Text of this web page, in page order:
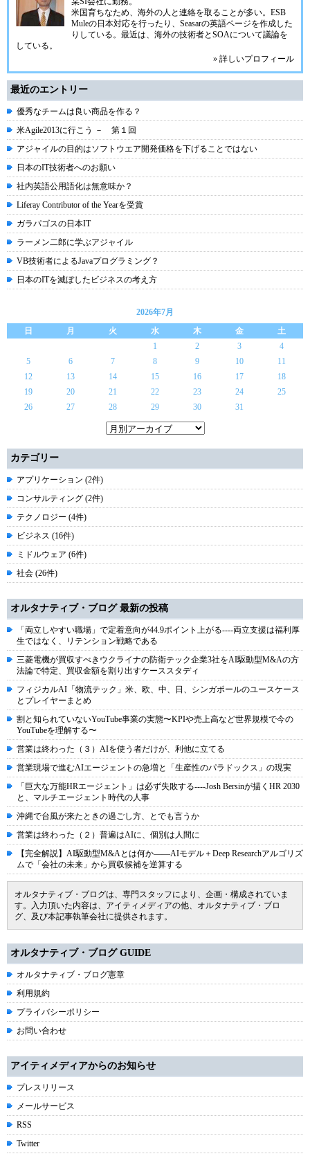
米国育ちなため、海外の人と連絡を取ることが多い。 ESB
Muleの日本対応を行ったり、Seasarの英語ページを作成した
りしている。最近は、海外の技術者とSOAについて議論を
している。
» 詳しいプロフィール
最近のエントリー
優秀なチームは良い商品を作る？
米Agile2013に行こう － 第１回
アジャイルの目的はソフトウエア開発価格を下げることではない
日本のIT技術者へのお願い
社内英語公用語化は無意味か？
Liferay Contributor of the Yearを受賞
ガラパゴスの日本IT
ラーメン二郎に学ぶアジャイル
VB技術者によるJavaプログラミング？
日本のITを滅ぼしたビジネスの考え方
2026年7月
日
月 火 水 木 金
土
1
2 3
4
5
6 7 8 9 10
11
12
13 14 15 16 17
18
19
20 21 22 23 24
25
26
27 28 29 30 31
カテゴリー
アプリケーション (2件)
コンサルティング (2件)
テクノロジー (4件)
ビジネス (16件)
ミドルウェア (6件)
社会 (26件)
オルタナティブ・ブログ 最新の投稿
「両立しやすい職場」で定着意向が44.9ポイント上がる----両立支援は福利厚
生ではなく、リテンション戦略である
三菱電機が買収すべきウクライナの防衛テック企業3社をAI駆動型M&Aの方
法論で特定、買収金額を割り出すケーススタディ
フィジカルAI「物流テック」米、欧、中、日、シンガポールのユースケース
とプレイヤーまとめ
割と知られていないYouTube事業の実態〜KPIや売上高など世界規模で今の
YouTubeを理解する〜
営業は終わった（３）AIを使う者だけが、利他に立てる
営業現場で進むAIエージェントの急増と「生産性のパラドックス」の現実
「巨大な万能HRエージェント」は必ず失敗する----Josh Bersinが描くHR 2030
と、マルチエージェント時代の人事
沖縄で台風が来たときの過ごし方、とでも言うか
営業は終わった（２）普遍はAIに、個別は人間に
【完全解説】AI駆動型M&Aとは何か――AIモデル＋Deep Researchアルゴリズ
ムで「会社の未来」から買収候補を逆算する
オルタナティブ・ブログは、専門スタッフにより、企画・構成されていま
す。入力頂いた内容は、アイティメディアの他、オルタナティブ・ブロ
グ、及び本記事執筆会社に提供されます。
オルタナティブ・ブログ GUIDE
オルタナティブ・ブログ憲章
利用規約
プライバシーポリシー
お問い合わせ
アイティメディアからのお知らせ
プレスリリース
メールサービス
RSS
Twitter